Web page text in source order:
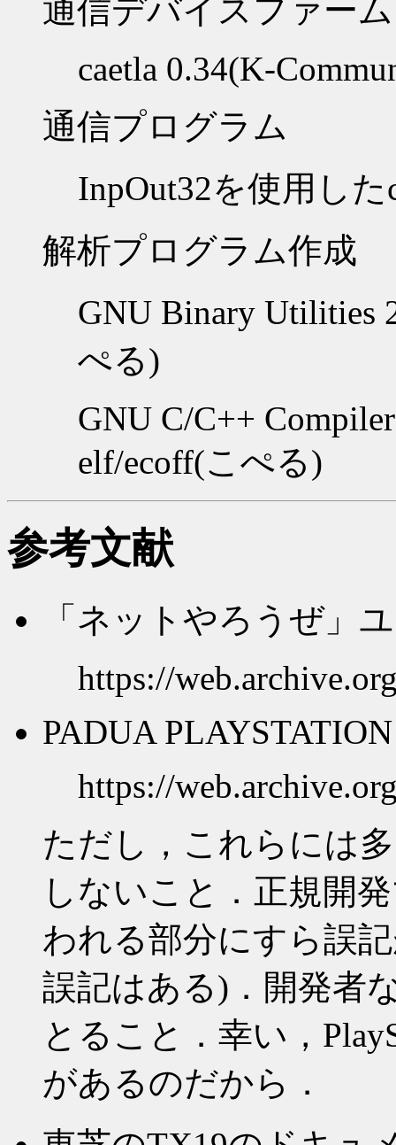
通信デバイスファー
caetla 0.34(K-
通信プログラム
InpOut32を使用し
解析プログラム作成
GNU Binary Utilities
ぺる)
GNU C/C++
elf/ecoff(こぺる)
参考文献
「ネットやろうぜ」
https://
PADUA
https://
ただし，これらには
しないこと．正規開
われる部分にすら誤
誤記はある)．開発者
とること．幸い，
があるのだから．